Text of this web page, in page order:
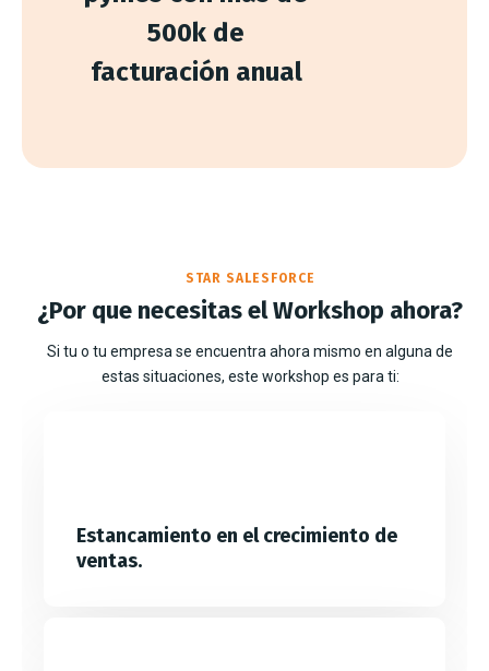
500k de
facturación anual
STAR SALESFORCE
¿Por que necesitas el Workshop ahora?
Si tu o tu empresa se encuentra ahora mismo en alguna de
estas situaciones, este workshop es para ti:
Estancamiento en el crecimiento de
ventas.